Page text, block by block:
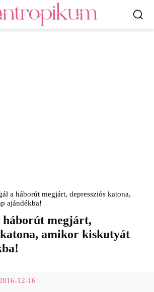
a háborút megjárt, depressziós katona,
ajándékba!
háborút megjárt,
katona, amikor kiskutyát
12-16